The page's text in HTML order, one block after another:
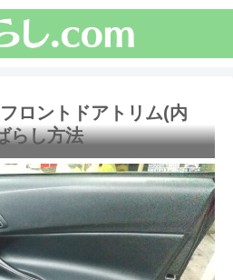
ロントドアトリム(内
らし方法